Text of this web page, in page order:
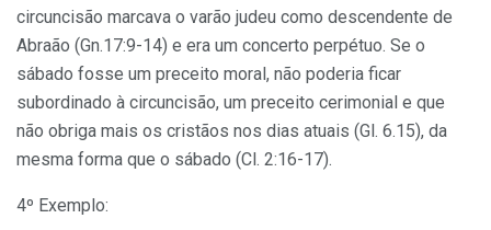
circuncisão marcava o varão judeu como descendente de
Abraão (Gn.17:9-14) e era um concerto perpétuo. Se o
sábado fosse um preceito moral, não poderia ficar
subordinado à circuncisão, um preceito cerimonial e que
não obriga mais os cristãos nos dias atuais (Gl. 6.15), da
mesma forma que o sábado (Cl. 2:16-17).
4º Exemplo: